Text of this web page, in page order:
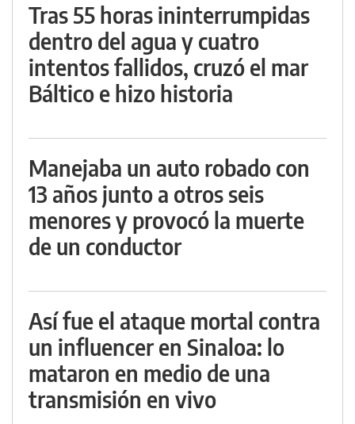
Tras 55 horas ininterrumpidas
dentro del agua y cuatro
intentos fallidos, cruzó el mar
Báltico e hizo historia
Manejaba un auto robado con
13 años junto a otros seis
menores y provocó la muerte
de un conductor
Así fue el ataque mortal contra
un influencer en Sinaloa: lo
mataron en medio de una
transmisión en vivo